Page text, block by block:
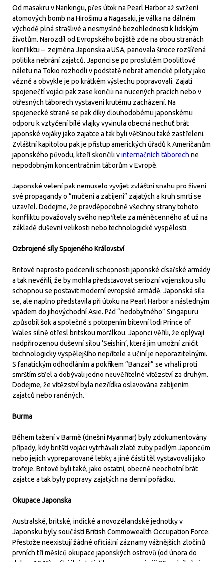
Od masakru v Nankingu, přes útok na Pearl Harbor až svržení
atomových bomb na Hirošimu a Nagasaki, je válka na dálném
východě plná strašlivé a nesmyslné bezohlednosti k lidským
životům. Narozdíl od Evropského bojiště zde na obou stranách
konfliktu – zejména Japonska a USA, panovala široce rozšířená
politika nebrání zajatců. Japonci se po proslulém Doolitlově
náletu na Tokio rozhodli v podstatě nebrat americké piloty jako
vězně a obvykle je po krátkém výslechu popravovali. Zajatí
spojenečtí vojáci pak zase končili na nucených pracích nebo v
otřesných táborech vystavení krutému zacházení. Na
spojenecké straně se pak díky dlouhodobému japonskému
odporu k vztyčení bílé vlajky vyvinula obecná nechuť brát
japonské vojáky jako zajatce a tak byli většinou také zastřeleni.
Zvláštní kapitolou pak je přístup amerických úřadů k Američanům
japonského původu, kteří skončili vinternačních táborech ne
nepodobným koncentračním táborům v Evropě.
Japonské velení pak nemuselo vyvíjet zvláštní snahu pro živení
své propagandy o “mučení a zabíjení” zajatých a kruh smrti se
uzavřel. Dodejme, že pravděpodobně všechny strany tohoto
konfliktu považovaly svého nepřítele za méněcenného ať už na
základě duševní velikosti nebo technologické vyspělosti.
Ozbrojené síly Spojeného Království
Britové naprosto podcenili schopnosti japonské císařské armády
a tak nevěřili, že by mohla představovat seriozní vojenskou sílu
schopnou se postavit moderní evropské armádě. Japonská síla
se, ale naplno představila při útoku na Pearl Harbor a následným
vpádem do jihovýchodní Asie. Pád “nedobytného” Singapuru
způsobil šok a společně s potopením bitevní lodi Prince of
Wales silně otřesl britskou morálkou. Japonci věřili, že oplývají
nadpřirozenou duševní silou ‘Seishin’, která jim umožní zničit
technologicky vyspělejšího nepřítele a učiní je neporazitelnými.
S fanatickým odhodláním a pokřikem “Banzai!” se vrhali proti
smrštím střel a dobývali jedno neuvěřitelné vítězství za druhým.
Dodejme, že vítězství byla nezřídka oslavována zabíjením
zajatců nebo raněných.
Burma
Během tažení v Barmě (dnešní Myanmar) byly zdokumentovány
případy, kdy britští vojáci vytrhávali zlaté zuby padlým Japoncům
nebo jejich vypreparované lebky a jiné části těl vystavovali jako
trofeje. Britové byli také, jako ostatní, obecně neochotní brát
zajatce a tak byly popravy zajatých na denní pořádku.
Okupace Japonska
Australské, britské, indické a novozélandské jednotky v
Japonsku byly součástí British Commowealth Occupation Force.
Přestože neexistují žádné oficiální záznamy vážnějších zločinů
prvních tří měsíců okupace japonských ostrovů (od února do